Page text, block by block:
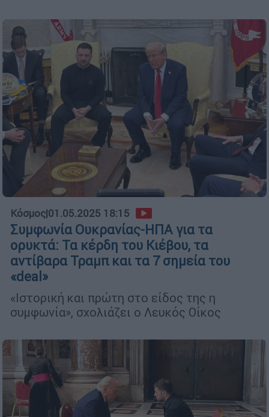
Κόσμος|01.05.2025 18:15
Συμφωνία Ουκρανίας-ΗΠΑ για τα
ορυκτά: Τα κέρδη του Κιέβου, τα
αντίβαρα Τραμπ και τα 7 σημεία του
«deal»
«Ιστορική και πρώτη στο είδος της η
συμφωνία», σχολιάζει ο Λευκός Οίκος